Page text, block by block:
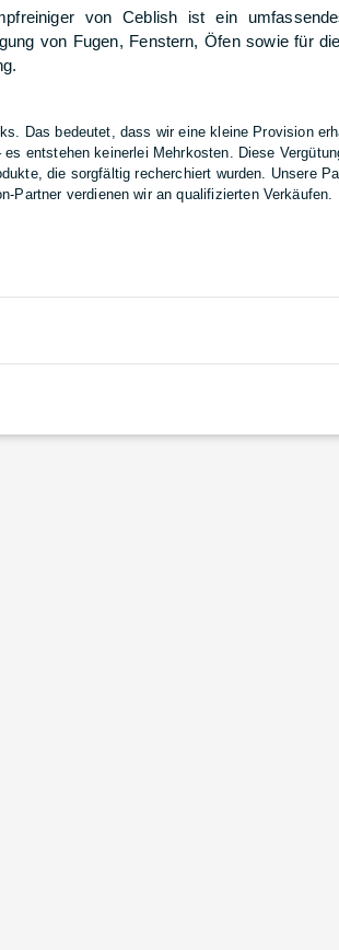
von Ceblish ist ein
von Fugen, Fenstern, Öfen sowie für
Das bedeutet, dass wir eine kleine Provision
entstehen keinerlei Mehrkosten. Diese
die sorgfältig recherchiert wurden. Unsere
Partner verdienen wir an qualifizierten Verkäufen.